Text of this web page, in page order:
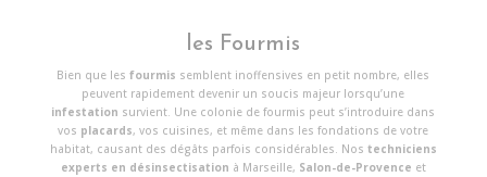
les Fourmis
Bien que lesfourmis semblent inoffensives en petit nombre, elles
peuvent rapidement devenir un soucis majeur lorsqu’une
infestation survient. Une colonie de fourmis peut s’introduire dans
vos placards, vos cuisines, et même dans les fondations de votre
habitat, causant des dégâts parfois considérables. Nos techniciens
experts en désinsectisation à Marseille, Salon-de-Provence et